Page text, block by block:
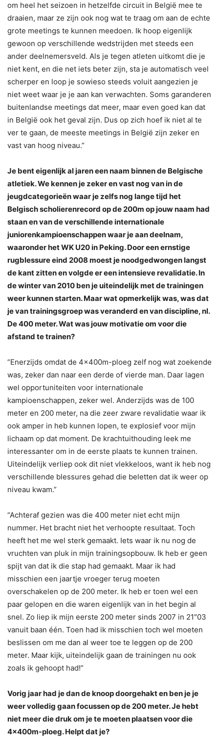
om heel het seizoen in hetzelfde circuit in België mee te
draaien, maar ze zijn ook nog wat te traag om aan de echte
grote meetings te kunnen meedoen. Ik hoop eigenlijk
gewoon op verschillende wedstrijden met steeds een
ander deelnemersveld. Als je tegen atleten uitkomt die je
niet kent, en die net iets beter zijn, sta je automatisch veel
scherper en loop je sowieso steeds voluit aangezien je
niet weet waar je je aan kan verwachten. Soms garanderen
buitenlandse meetings dat meer, maar even goed kan dat
in België ook het geval zijn. Dus op zich hoef ik niet al te
ver te gaan, de meeste meetings in België zijn zeker en
vast van hoog niveau.”
Je bent eigenlijk al jaren een naam binnen de Belgische
atletiek. We kennen je zeker en vast nog van in de
jeugdcategorieën waar je zelfs nog lange tijd het
Belgisch scholierenrecord op de 200m op jouw naam had
staan en van de verschillende internationale
juniorenkampioenschappen waar je aan deelnam,
waaronder het WK U20 in Peking. Door een ernstige
rugblessure eind 2008 moest je noodgedwongen langst
de kant zitten en volgde er een intensieve revalidatie. In
de winter van 2010 ben je uiteindelijk met de trainingen
weer kunnen starten. Maar wat opmerkelijk was, was dat
je van trainingsgroep was veranderd en van discipline, nl.
De 400 meter. Wat was jouw motivatie om voor die
afstand te trainen?
“Enerzijds omdat de 4x400m-ploeg zelf nog wat zoekende
was, zeker dan naar een derde of vierde man. Daar lagen
wel opportuniteiten voor internationale
kampioenschappen, zeker wel. Anderzijds was de 100
meter en 200 meter, na die zeer zware revalidatie waar ik
ook amper in heb kunnen lopen, te explosief voor mijn
lichaam op dat moment. De krachtuithouding leek me
interessanter om in de eerste plaats te kunnen trainen.
Uiteindelijk verliep ook dit niet vlekkeloos, want ik heb nog
verschillende blessures gehad die beletten dat ik weer op
niveau kwam.”
“Achteraf gezien was die 400 meter niet echt mijn
nummer. Het bracht niet het verhoopte resultaat. Toch
heeft het me wel sterk gemaakt. Iets waar ik nu nog de
vruchten van pluk in mijn trainingsopbouw. Ik heb er geen
spijt van dat ik die stap had gemaakt. Maar ik had
misschien een jaartje vroeger terug moeten
overschakelen op de 200 meter. Ik heb er toen wel een
paar gelopen en die waren eigenlijk van in het begin al
snel. Zo liep ik mijn eerste 200 meter sinds 2007 in 21″03
vanuit baan één. Toen had ik misschien toch wel moeten
beslissen om me dan al weer toe te leggen op de 200
meter. Maar kijk, uiteindelijk gaan de trainingen nu ook
zoals ik gehoopt had!”
Vorig jaar had je dan de knoop doorgehakt en ben je je
weer volledig gaan focussen op de 200 meter. Je hebt
niet meer die druk om je te moeten plaatsen voor die
4x400m-ploeg. Helpt dat je?